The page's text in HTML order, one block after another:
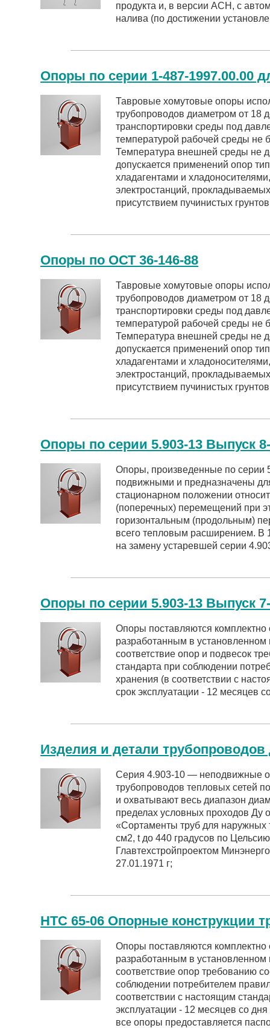
продукта и, в версии АСН, с
налива (по достижении
Опоры по серии 1-487-1997.00.00
Тавровые хомутовые опоры
трубопроводов диаметром от 18
транспортировки среды под
температурой рабочей среды не
Температура внешней среды не
допускается применений опор
хладагентами и
электростанций,
присутствием пучинистых
Опоры по ОСТ 36-146-88
Тавровые хомутовые опоры
трубопроводов диаметром от 18
транспортировки среды под
температурой рабочей среды не
Температура внешней среды не
допускается применений опор
хладагентами и
электростанций,
присутствием пучинистых
Опоры по серии 5.903-13 Выпуск
Опоры, произведенные по серии
подвижными и предназначены
стационарном положении
(поперечных) перемещений при
горизонтальным (продольным)
всего тепловым расширением. В
на замену устаревшей серии
Опоры по серии 5.903-13 Выпуск
Опоры поставляются
разработанным в
соответствие опор и подвесок
стандарта при соблюдении
хранения (в соответствии с
срок эксплуатации - 12 месяцев
Изделия и детали
Серия 4.903-10 — неподвижные
трубопроводов тепловых сетей
и охватывают весь диапазон
пределах условных проходов Ду
«Сортаменты труб для наружных
см2, t до 440 градусов по
Главтехстройпроектом
27.01.1971 г;
НТС 65-06 Опорные конструкции
Опоры поставляются
разработанным в
соответствие опор требованию
соблюдении потребителем
соответствии с настоящим
эксплуатации - 12 месяцев со дня
все опоры предоставляется